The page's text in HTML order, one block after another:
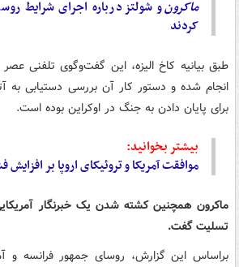
ماکرونو شولتز درباره اجرای شرایط
کردند
طبق بیانیه کاخ الیزه، این گفت‌وگوی تلفنی
انجام شده و دستور کار آن بررسی دستیابی
برای پایان دادن به جنگ در اوکراین بوده است.
بیشتر بخوانید:
موافقت آمریکا و تروئیکای اروپا بر افزایش
ماکرون همچنین کشته شدن یک خبرنگار
تسلیت گفت.
براساس این گزارش، روسای جمهور فرانسه و